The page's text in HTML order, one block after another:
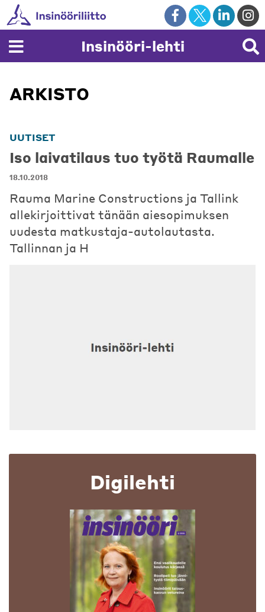
Skip
to
content
Insinööri-lehti
ARKISTO
UUTISET
Iso laivatilaus tuo työtä Raumalle
18.10.2018
Rauma Marine Constructions ja Tallink
allekirjoittivat tänään aiesopimuksen
uudesta matkustaja-autolautasta.
Tallinnan ja H
Digilehti